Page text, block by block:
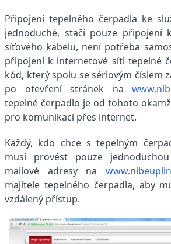
Připojení tepelného čerpadla ke
jednoduché, stačí pouze připojení
síťového kabelu, není potřeba
připojení k internetové síti tepelné
kód, který spolu se sériovým číslem
po otevření stránek na
tepelné čerpadlo je od tohoto
pro komunikaci přes internet.
Každý, kdo chce s tepelným
musí provést pouze
mailové adresy na
majitele tepelného čerpadla, aby
vzdálený přístup.